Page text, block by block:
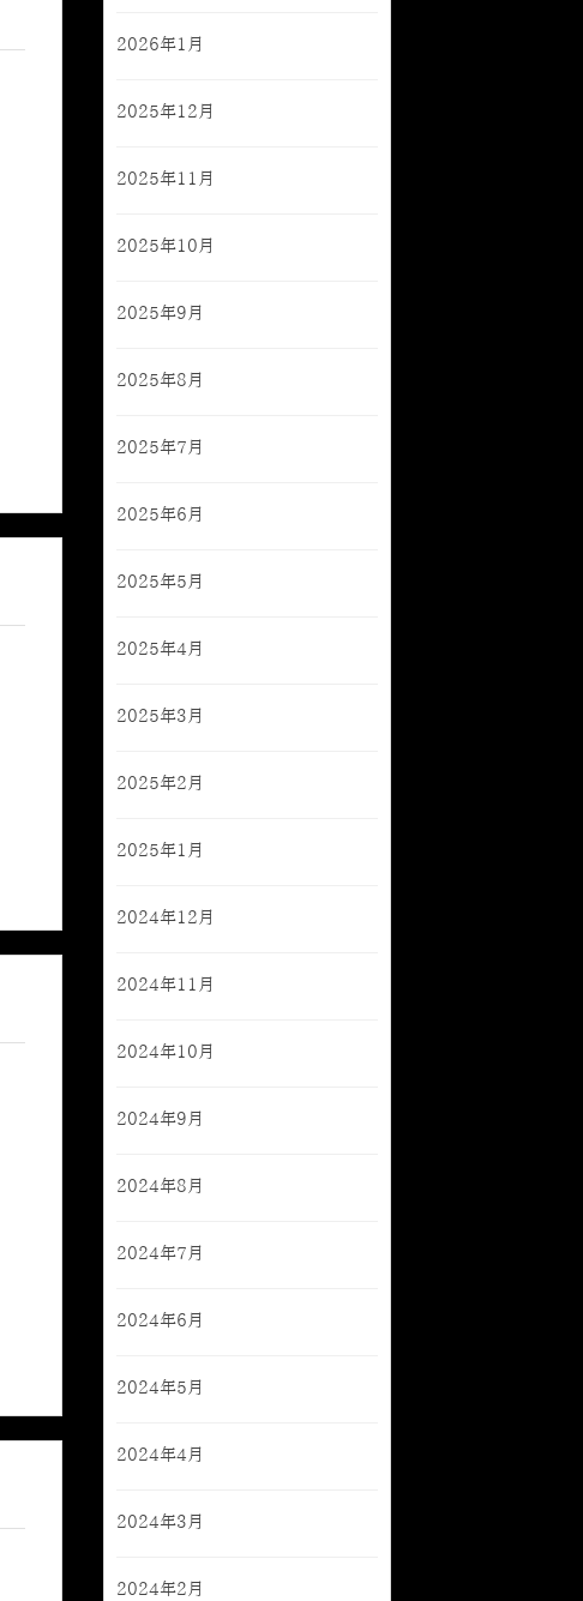
2026年1月
2025年12月
2025年11月
2025年10月
2025年9月
2025年8月
2025年7月
2025年6月
2025年5月
2025年4月
2025年3月
2025年2月
2025年1月
2024年12月
2024年11月
2024年10月
2024年9月
2024年8月
2024年7月
2024年6月
2024年5月
2024年4月
2024年3月
2024年2月